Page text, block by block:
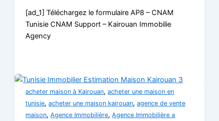
[ad_1] Téléchargez le formulaire AP8 – CNAM
Tunisie CNAM Support – Kairouan Immobilie
Agency
acheter maison à Kairouan,acheter une maison en
tunisie,acheter une maison kairouan,agence de vente
maison,Agence Immobilière,Agence Immobilière a